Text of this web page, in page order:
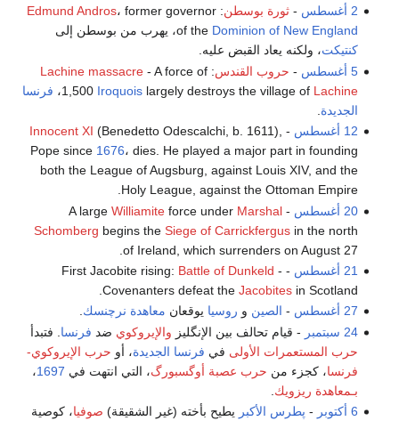
2 أغسطس -ثورة بوسطن:
Edmund Andros، former governor
of the Dominion of New England
، يهرب من بوسطن إلى
كنتيكت، ولكنه يعاد القبض عليه.
5 أغسطس
- حروب القندس:
Lachine massacre- A force of
1,500 Iroquoislargely destroys the village of Lachine ، فرنسا
الجديدة
12 أغسطس
-
Innocent XI (Benedetto Odescalchi, b. 1611),
Pope since 1676، dies. He played a major part in founding
both the League of Augsburg, against Louis XIV, and the
Holy League, against the Ottoman Empire.
20 أغسطس
- A large
Williamiteforce under Marshal
Schomberg begins the Siege of Carrickfergusin the north
of Ireland, which surrenders on August 27.
21 أغسطس
- First Jacobite rising:
Battle of Dunkeld -
Covenanters defeat the Jacobitesin Scotland.
27 أغسطس
- الصين و روسيا يوقعان معاهدة نرچنسك.
24 سبتمبر
- قيام تحالف بين الإنگليز والإيروكوي ضد فرنسا . فتبدأ
حرب المستعمرات الأولى في فرنسا الجديدة، أو حرب الإيروكوي-
فرنسا، كجزء من حرب عصبة أوگسبورگ، التي انتهت في 1697،
بـمعاهدة ريزويك
6 أكتوبر
- پطرس الأكبر يطيح بأخته (غير الشقيقة) صوفيا، كوصية